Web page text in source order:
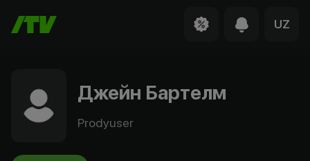
UZ
Джейн Бартелм
Prodyuser